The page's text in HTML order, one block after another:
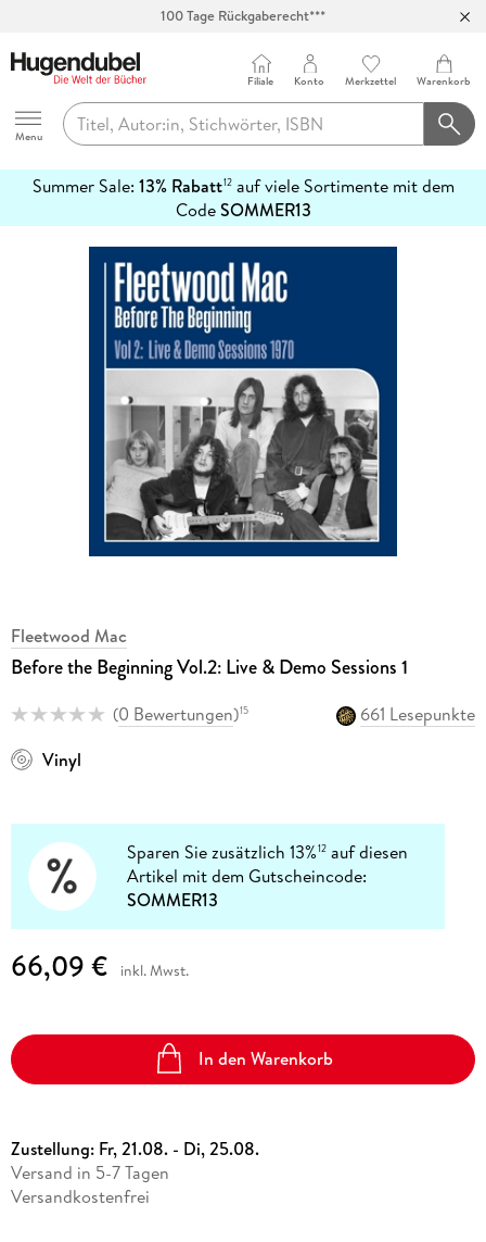
100 Tage Rückgaberecht***
Hugendubel
Menu
Filiale Konto Merkzettel Warenkorb
Summer Sale: 13% Rabatt12auf viele Sortimente mit dem
CodeSOMMER13
erfahren
Fleetwood Mac
Before the Beginning Vol.2: Live & Demo Sessions 1
(0 Bewertungen)15
661 Lesepunkte
Vinyl
Sparen Sie zusätzlich 13%12 auf diesen
Artikel mit dem Gutscheincode:
SOMMER13
66,09 € inkl. Mwst.
In den Warenkorb
Zustellung: Fr, 21.08. - Di, 25.08.
Versand in 5-7 Tagen
Versandkostenfrei